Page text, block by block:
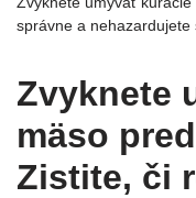
správne a nehazardujete
Zvyknete
mäso
Zistite, či